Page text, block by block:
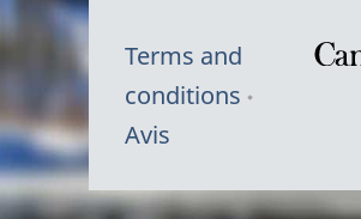
Terms and
conditions
Avis